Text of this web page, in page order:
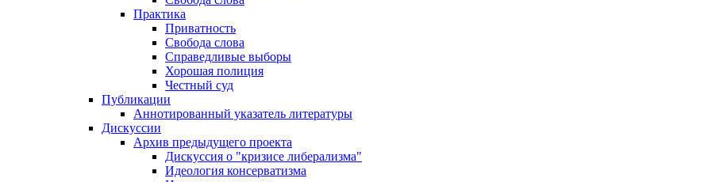
Практика
Приватность
Свобода слова
Справедливые выборы
Хорошая полиция
Честный суд
Публикации
Аннотированный указатель литературы
Дискуссии
Архив предыдущего проекта
Дискуссия о "кризисе либерализма"
Идеология консерватизма